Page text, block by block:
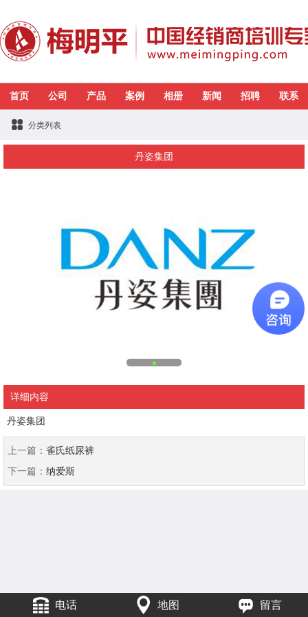
首页 公司 产品 案例 相册 新闻 招聘 联系
分类列表
丹姿集团
详细内容
丹姿集团
上一篇： 雀氏纸尿裤
下一篇： 纳爱斯
电话 地图 留言